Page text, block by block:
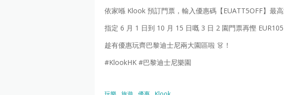
依家喺 Klook 預訂門票，輸入優惠碼【EUATT5OFF】最高
指定 6 月 1 日到 10 月 15 日嘅 3 日 2 園門票再慳
趁有優惠玩齊巴黎迪士尼兩大園區啦 👗！
#KlookHK #巴黎迪士尼樂園